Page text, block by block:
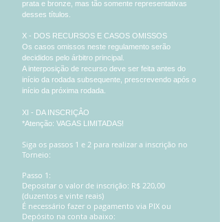
prata e bronze, mas tão somente representativas
desses títulos.
X - DOS RECURSOS E CASOS OMISSOS
Os casos omissos neste regulamento serão
decididos pelo árbitro principal.
A interposição de recurso deve ser feita antes do
início da rodada subsequente, prescrevendo após o
início da próxima rodada.
XI - DA INSCRIÇÂO
*Atenção: VAGAS LIMITADAS!
Siga os passos 1 e 2 para realizar a inscrição no
Torneio:
Passo 1:
Depositar o valor de inscrição: R$ 220,00
(duzentos e vinte reais)
É necessário fazer o pagamento via PIX ou
Depósito na conta abaixo: